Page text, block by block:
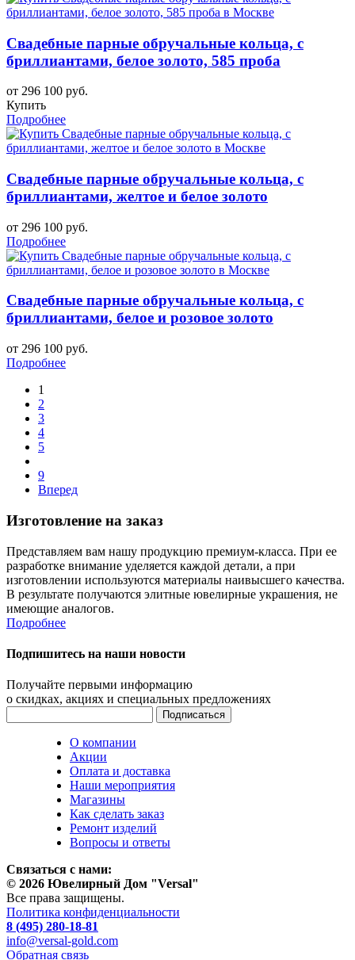
Свадебные парные обручальные кольца, с
бриллиантами, белое золото, 585 проба
от 296 100 руб.
Купить
Подробнее
Свадебные парные обручальные кольца, с
бриллиантами, желтое и белое золото
от 296 100 руб.
Подробнее
Свадебные парные обручальные кольца, с
бриллиантами, белое и розовое золото
от 296 100 руб.
Подробнее
1
2
3
4
5
9
Вперед
Изготовление на заказ
Представляем вам нашу продукцию премиум-класса. При ее
разработке внимание уделяется каждой детали, а при
изготовлении используются материалы наивысшего качества.
В результате получаются элитные ювелирные украшения, не
имеющие аналогов.
Подробнее
Подпишитесь на наши новости
Получайте первыми информацию
о скидках, акциях и специальных предложениях
О компании
Акции
Оплата и доставка
Наши мероприятия
Магазины
Как сделать заказ
Ремонт изделий
Вопросы и ответы
Связаться с нами:
© 2026 Ювелирный Дом "Versal"
Все права защищены.
Политика конфиденциальности
8 (495) 280-18-81
info@versal-gold.com
Обратная связь